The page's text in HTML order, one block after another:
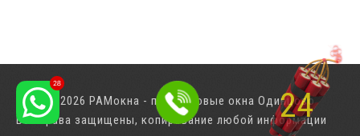
© 2001-2026 РАМокна - пластиковые окна Одинцово
Все права защищены, копирование любой информации
23